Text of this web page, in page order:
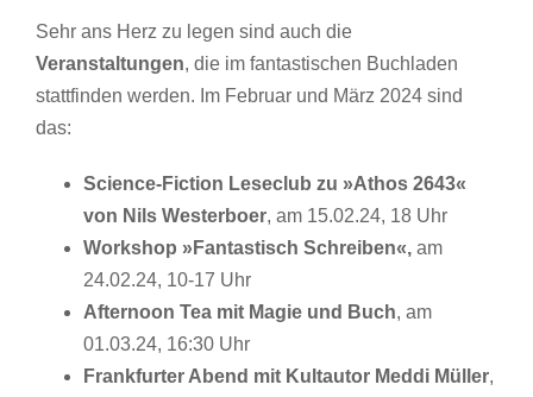
Sehr ans Herz zu legen sind auch die
Veranstaltungen, die im fantastischen Buchladen
stattfinden werden. Im Februar und März 2024 sind
das:
Science-Fiction Leseclub zu »Athos 2643«
von Nils Westerboer, am 15.02.24, 18 Uhr
Workshop »Fantastisch Schreiben«, am
24.02.24, 10-17 Uhr
Afternoon Tea mit Magie und Buch, am
01.03.24, 16:30 Uhr
Frankfurter Abend mit Kultautor Meddi Müller,